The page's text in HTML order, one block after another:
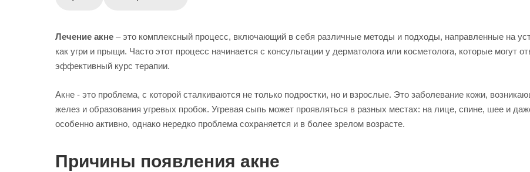
Лечение акне – это комплексный процесс, включающий в себя различные методы и подходы, направленные на
как угри и прыщи. Часто этот процесс начинается с консультации у дерматолога или косметолога, которые могут
эффективный курс терапии.
Акне - это проблема, с которой сталкиваются не только подростки, но и взрослые. Это заболевание кожи,
желез и образования угревых пробок. Угревая сыпь может проявляться в разных местах: на лице, спине, шее и
особенно активно, однако нередко проблема сохраняется и в более зрелом возрасте.
Причины появления акне